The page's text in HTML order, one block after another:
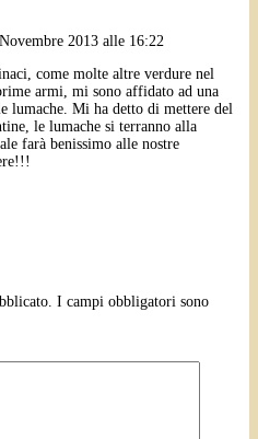
2013 alle 16:22
come molte altre verdure nel
armi, mi sono affidato ad una
lumache. Mi ha detto di mettere del
le lumache si terranno alla
farà benissimo alle nostre
I campi obbligatori sono